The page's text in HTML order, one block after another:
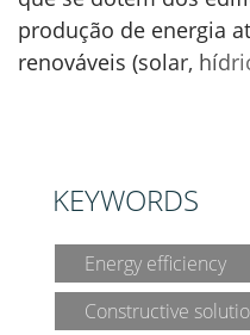
produção de energia
renováveis (solar,
Os sistemas de
perfis de
pode contribuir, para
de custo e redução da
degradação precoce
KEYWORDS
Energy efficiency
Constructive